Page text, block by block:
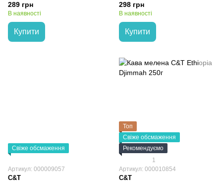
289 грн
В наявності
Купити
298 грн
В наявності
Купити
Свіже обсмаження
Артикул: 000009057
C&T
Топ
Свіже обсмаження
Рекомендуємо
1
Артикул: 000010854
C&T